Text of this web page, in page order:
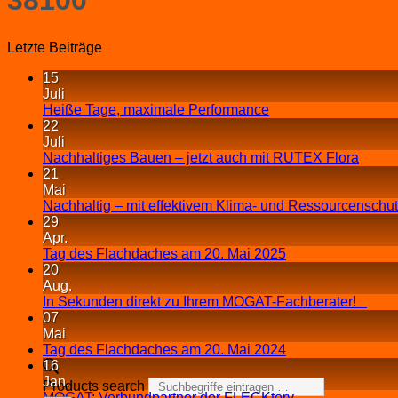
Products search
Letzte Beiträge
15
Juli
Heiße Tage, maximale Performance
22
Juli
Nachhaltiges Bauen – jetzt auch mit RUTEX Flora
21
Mai
Nachhaltig – mit effektivem Klima- und
29
Apr.
Tag des Flachdaches am 20. Mai 2025
20
Aug.
In Sekunden direkt zu Ihrem MOGAT-Fachberater!
07
Mai
Tag des Flachdaches am 20. Mai 2024
16
Jan.